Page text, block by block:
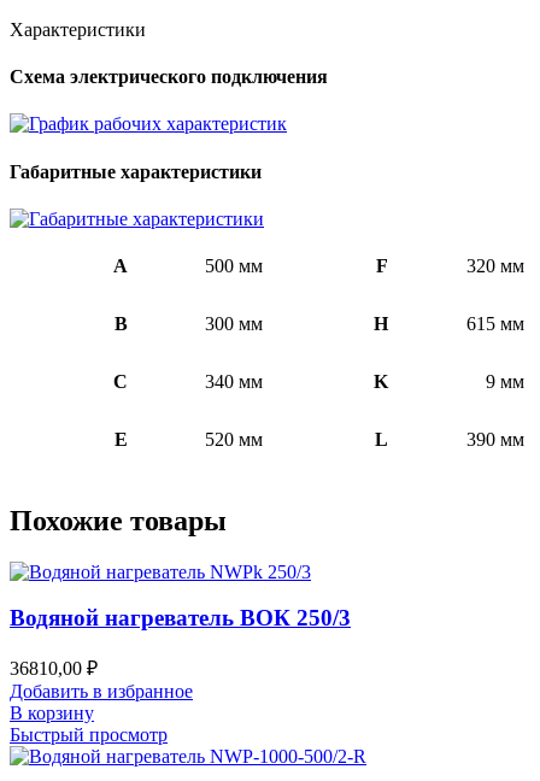
Характеристики
Схема электрического подключения
Габаритные характеристики
A 500 мм F 320 мм
B 300 мм H 615 мм
C 340 мм K 9 мм
E 520 мм L 390 мм
Похожие товары
Водяной нагреватель ВОК 250/3
36810,00 ₽
Добавить в избранное
В корзину
Быстрый просмотр